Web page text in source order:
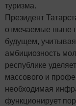
туризма.
Президент
отмечаемые ныне
будущем,
амбициозность
республике
массового и
необходимая
функционирует